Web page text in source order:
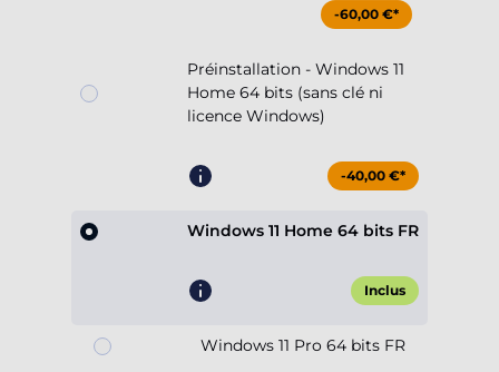
-60,00 €*
Préinstallation - Windows 11
Home 64 bits (sans clé ni
licence Windows)
-40,00 €*
Windows 11 Home 64 bits FR
Inclus
Windows 11 Pro 64 bits FR